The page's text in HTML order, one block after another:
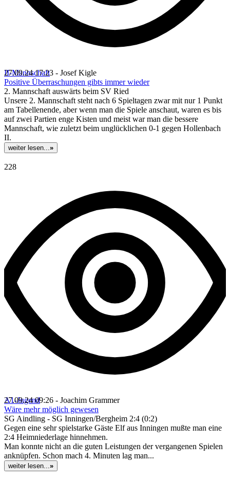
II-Mannschaft
27.09.24 17:23 - Josef Kigle
Positive Überraschungen gibts immer wieder
2. Mannschaft auswärts beim SV Ried
Unsere 2. Mannschaft steht nach 6 Spieltagen zwar mit nur 1 Punkt
am Tabellenende, aber wenn man die Spiele anschaut, waren es bis
auf zwei Partien enge Kisten und meist war man die bessere
Mannschaft, wie zuletzt beim unglücklichen 0-1 gegen Hollenbach
II.
weiter lesen...»
228
A1-Jugend
27.09.24 09:26 - Joachim Grammer
Wäre mehr möglich gewesen
SG Aindling - SG Inningen/Bergheim 2:4 (0:2)
Gegen eine sehr spielstarke Gäste Elf aus Inningen mußte man eine
2:4 Heimniederlage hinnehmen.
Man konnte nicht an die guten Leistungen der vergangenen Spielen
anknüpfen. Schon mach 4. Minuten lag man...
weiter lesen...»